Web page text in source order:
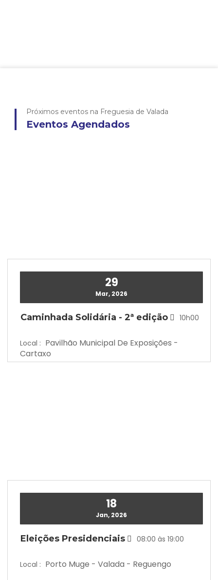
Próximos eventos na Freguesia de Valada
Eventos Agendados
29
Mar, 2026
Caminhada Solidária - 2ª edição 10h00
Local : Pavilhão Municipal De Exposições -
Cartaxo
18
Jan, 2026
Eleições Presidenciais 08:00 às 19:00
Local : Porto Muge - Valada - Reguengo